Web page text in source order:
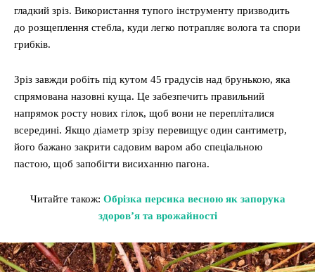
гладкий зріз. Використання тупого інструменту призводить
до розщеплення стебла, куди легко потрапляє волога та спори
грибків.
Зріз завжди робіть під кутом 45 градусів над брунькою, яка
спрямована назовні куща. Це забезпечить правильний
напрямок росту нових гілок, щоб вони не перепліталися
всередині. Якщо діаметр зрізу перевищує один сантиметр,
його бажано закрити садовим варом або спеціальною
пастою, щоб запобігти висиханню пагона.
Читайте також: Обрізка персика весною як запорука
здоров’я та врожайності